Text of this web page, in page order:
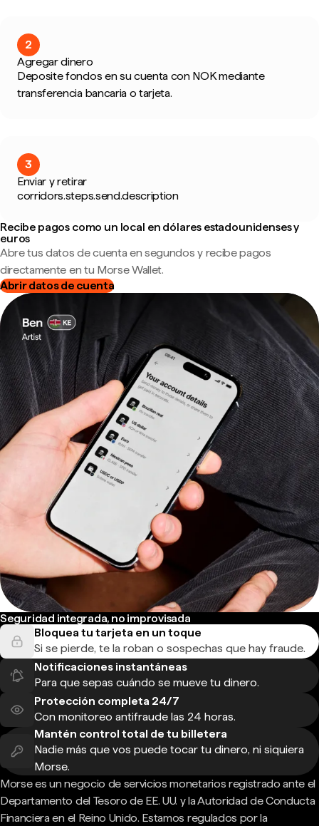
2
Agregar dinero
Deposite fondos en su cuenta con NOK mediante
transferencia bancaria o tarjeta.
3
Enviar y retirar
corridors.steps.send.description
Recibe pagos como un local en dólares estadounidenses y
euros
Abre tus datos de cuenta en segundos y recibe pagos
directamente en tu Morse Wallet.
Abrir datos de cuenta
Seguridad integrada, no improvisada
Bloquea tu tarjeta en un toque
Si se pierde, te la roban o sospechas que hay fraude.
Notificaciones instantáneas
Para que sepas cuándo se mueve tu dinero.
Protección completa 24/7
Con monitoreo antifraude las 24 horas.
Mantén control total de tu billetera
Nadie más que vos puede tocar tu dinero, ni siquiera
Morse.
Morse es un negocio de servicios monetarios registrado ante el
Departamento del Tesoro de EE. UU. y la Autoridad de Conducta
Financiera en el Reino Unido. Estamos regulados por la